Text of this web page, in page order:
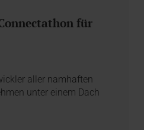
für
aller namhaften
unter einem Dach